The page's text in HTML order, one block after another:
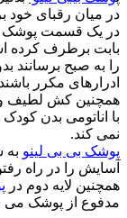
در یک قسمت پوشک
بابت برطرف کرده
را به صبح برسانند
ادرارهای مکرر
همچنین کش لطیف
با اناتومی بدن
نمی کند.
پوشک بی بی لینو
آسایش را در راه
همچنین لایه دوم در
مدفوع از پوشک می